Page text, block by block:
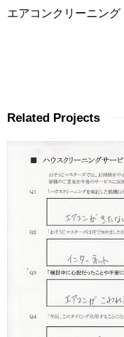
エアコンクリーニング
Related Projects